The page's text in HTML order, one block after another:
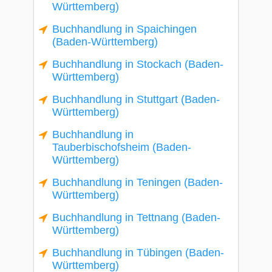
Württemberg)
Buchhandlung in Spaichingen
(Baden-Württemberg)
Buchhandlung in Stockach (Baden-
Württemberg)
Buchhandlung in Stuttgart (Baden-
Württemberg)
Buchhandlung in
Tauberbischofsheim (Baden-
Württemberg)
Buchhandlung in Teningen (Baden-
Württemberg)
Buchhandlung in Tettnang (Baden-
Württemberg)
Buchhandlung in Tübingen (Baden-
Württemberg)